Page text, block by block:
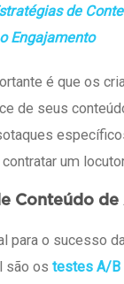
de
Engajamento
é que os
de seus
um
Conteúdo
para o sucesso
são os testes A/B